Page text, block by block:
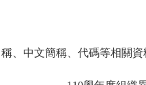
、中文簡稱、代碼等相關資